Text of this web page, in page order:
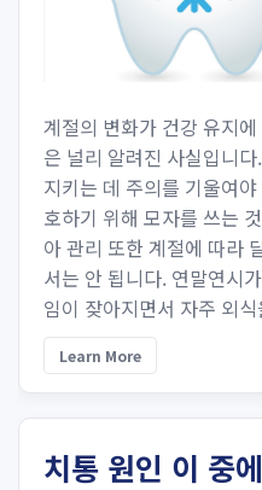
계절의 변화가 건강 유지
은 널리 알려진 사실입니
지키는 데 주의를 기울여
호하기 위해 모자를 쓰는
아 관리 또한 계절에 따라
서는 안 됩니다. 연말연시
임이 잦아지면서 자주 외
Learn More
치통 원인 이 중